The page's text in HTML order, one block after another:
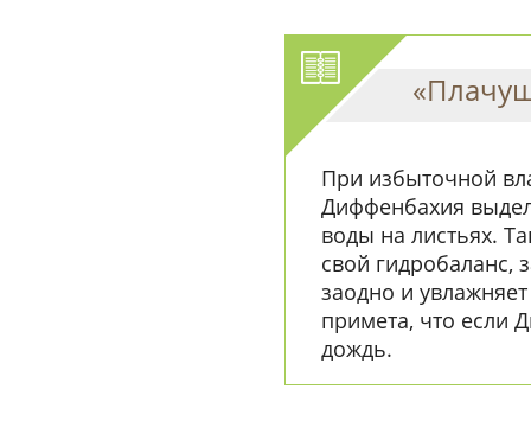
При избыточной
Диффенбахия
воды на листьях.
свой гидробаланс,
заодно и
примета, что если
дождь.